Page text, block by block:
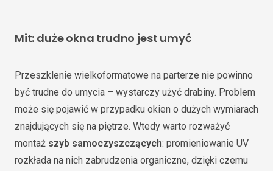
Mit: duże okna trudno jest umyć
Przeszklenie wielkoformatowe na parterze nie powinno
być trudne do umycia – wystarczy użyć drabiny. Problem
może się pojawić w przypadku okien o dużych wymiarach
znajdujących się na piętrze. Wtedy warto rozważyć
montaż szyb samoczyszczących: promieniowanie UV
rozkłada na nich zabrudzenia organiczne, dzięki czemu